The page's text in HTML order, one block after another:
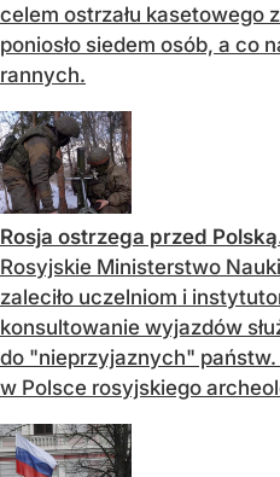
celem ostrzału kasetowego
poniosło siedem osób, a co
rannych.
Rosja ostrzega przed
Rosyjskie Ministerstwo
zaleciło uczelniom i
konsultowanie wyjazdów
do "nieprzyjaznych"
w Polsce rosyjskiego